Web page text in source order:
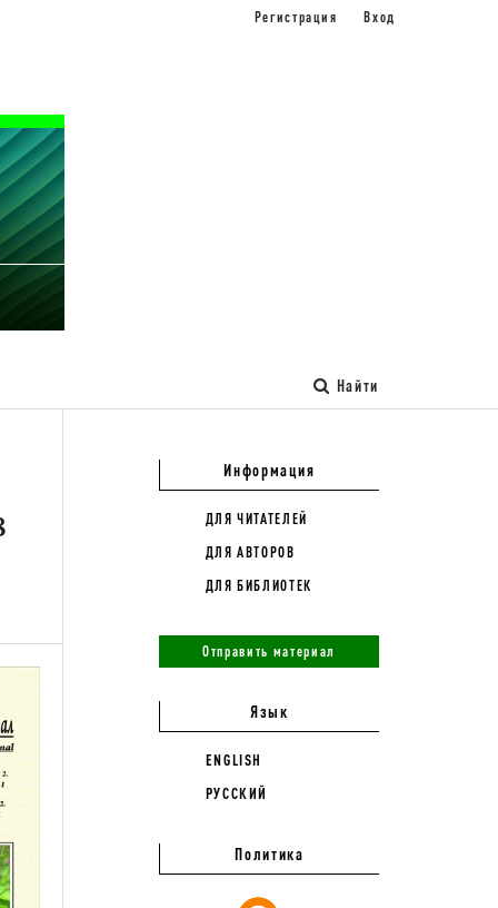
Найти
Регистрация Вход
Информация
ДЛЯ ЧИТАТЕЛЕЙ
ДЛЯ АВТОРОВ
ДЛЯ БИБЛИОТЕК
Отправить материал
Язык
ENGLISH
РУССКИЙ
Политика